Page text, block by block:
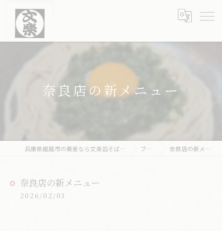
奈良店の新メニュー
兵庫県姫路市の蕎麦なら文楽皿そば 姫路駅南店 ブログ 奈良店の新メニュー
奈良店の新メニュー
2026/02/03